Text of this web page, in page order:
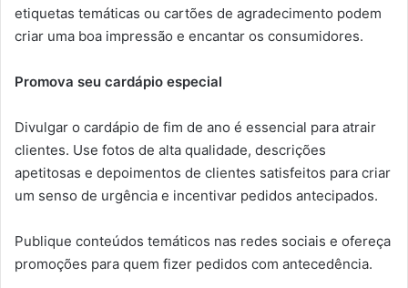
etiquetas temáticas ou cartões de agradecimento podem
criar uma boa impressão e encantar os consumidores.
Promova seu cardápio especial
Divulgar o cardápio de fim de ano é essencial para atrair
clientes. Use fotos de alta qualidade, descrições
apetitosas e depoimentos de clientes satisfeitos para criar
um senso de urgência e incentivar pedidos antecipados.
Publique conteúdos temáticos nas redes sociais e ofereça
promoções para quem fizer pedidos com antecedência.